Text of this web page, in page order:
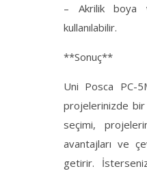
– Akrilik boya
kullanılabilir.
**Sonuç**
Uni Posca PC-
projelerinizde bir
seçimi,
avantajları ve
getirir.